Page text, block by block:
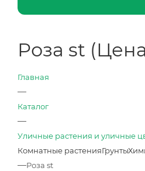
Роза st
Главная
—
Каталог
—
Уличные растения и уличные
Комнатные растенияГрунты
—Роза st